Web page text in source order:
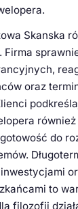
Skanska
oraz
do
to
filozofii